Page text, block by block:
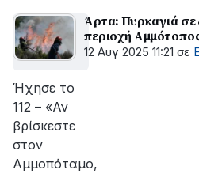
Άρτα: Πυρκαγιά σε
περιοχή
12 Αυγ 2025 11:21 σε
Ήχησε το
112 – «Αν
βρίσκεστε
στον
Αμμοπόταμο,